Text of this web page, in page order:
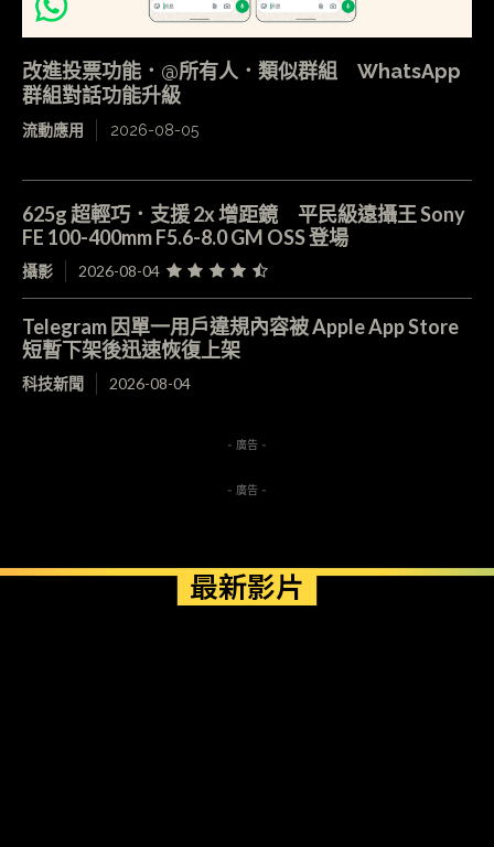
改進投票功能．@所有人．類似群組 WhatsApp
群組對話功能升級
流動應用 2026-08-05
625g 超輕巧．支援 2x 增距鏡 平民級遠攝王 Sony
FE 100-400mm F5.6-8.0 GM OSS 登場
攝影 2026-08-04
Telegram 因單一用戶違規內容被 Apple App Store
短暫下架後迅速恢復上架
科技新聞 2026-08-04
- 廣告 -
- 廣告 -
最新影片